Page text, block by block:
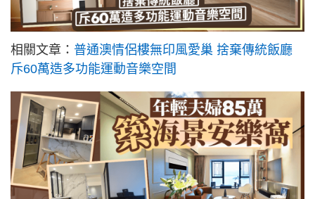
相關文章： 普通澳情侶樓無印風愛巢 捨棄傳統飯廳
斥60萬造多功能運動音樂空間